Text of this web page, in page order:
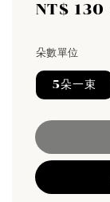
Sale
NT$ 130
朵數單位
5朵一束